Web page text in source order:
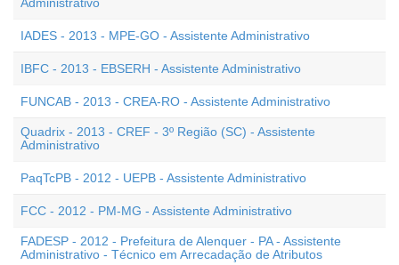
IADES - 2013 - MPE-GO - Assistente Administrativo
IBFC - 2013 - EBSERH - Assistente Administrativo
FUNCAB - 2013 - CREA-RO - Assistente Administrativo
Quadrix - 2013 - CREF - 3º Região (SC) - Assistente
Administrativo
PaqTcPB - 2012 - UEPB - Assistente Administrativo
FCC - 2012 - PM-MG - Assistente Administrativo
FADESP - 2012 - Prefeitura de Alenquer - PA - Assistente
Administrativo - Técnico em Arrecadação de Atributos